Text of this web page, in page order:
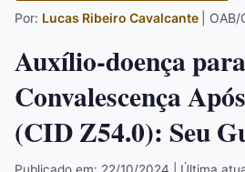
Por: Lucas Ribeiro Cavalcante |
Auxílio-doença para
Convalescença
(CID Z54.0): Seu
Publicado em: 22/10/2024 | Última